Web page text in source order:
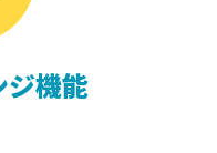
ジ機能